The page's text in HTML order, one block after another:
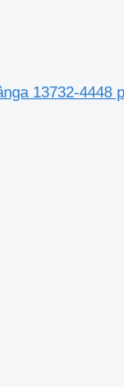
13732-4448